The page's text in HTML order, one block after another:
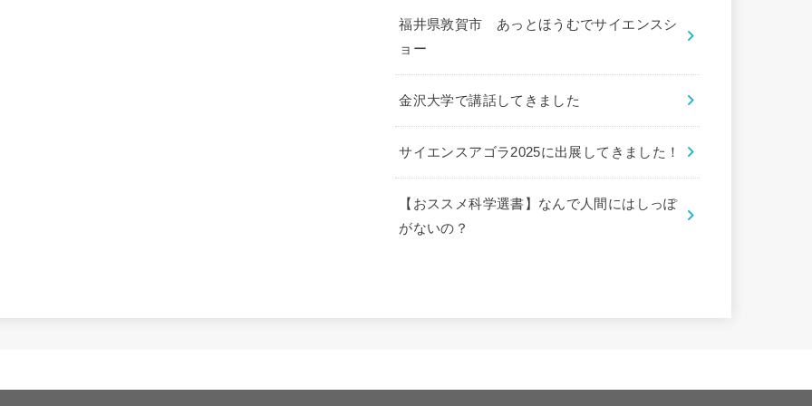
福井県敦賀市 あっとほうむでサイエンスシ
ョー
金沢大学で講話してきました
サイエンスアゴラ2025に出展してきました！
【おススメ科学選書】なんで人間にはしっぽ
がないの？